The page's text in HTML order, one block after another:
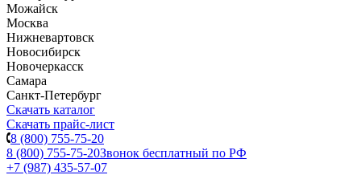
Можайск
Москва
Нижневартовск
Новосибирск
Новочеркасск
Самара
Санкт-Петербург
Скачать каталог
Скачать прайс-лист
8 (800) 755-75-20
8 (800) 755-75-20Звонок бесплатный по РФ
+7 (987) 435-57-07